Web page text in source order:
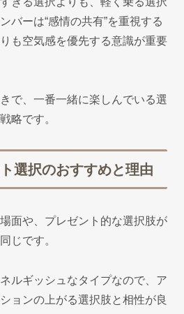
バーは“感情の共有”を重視する
も空気感を優先する意識が重要
で、一番一緒に楽しんでいる選
略です。
選択のおすすめと理由
面や、プレゼント的な選択肢が
じです。
ルギッシュなタイプなので、ア
ョンの上がる選択肢と相性が良